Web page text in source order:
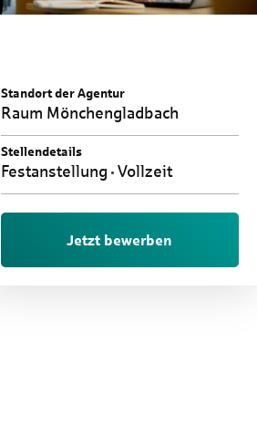
Standort der Agentur
Raum Mönchengladbach
Stellendetails
Festanstellung Vollzeit
Jetzt bewerben